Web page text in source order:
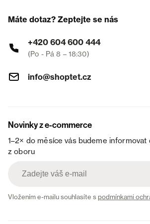
Máte dotaz? Zeptejte se nás
+420 604 600 444
(Po - Pá 8 – 18:30)
info@shoptet.cz
Novinky z e-commerce
1–2× do měsíce vás budeme informovat
z oboru
Vložením e-mailu souhlasíte spodmínkami